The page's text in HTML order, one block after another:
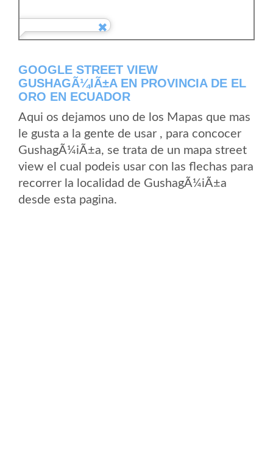
GOOGLE STREET VIEW
GUSHAGÃ¼IÃ±A EN PROVINCIA DE EL
ORO EN ECUADOR
Aqui os dejamos uno de los Mapas que mas
le gusta a la gente de usar , para concocer
GushagÃ¼iÃ±a, se trata de un mapa street
view el cual podeis usar con las flechas para
recorrer la localidad de GushagÃ¼iÃ±a
desde esta pagina.